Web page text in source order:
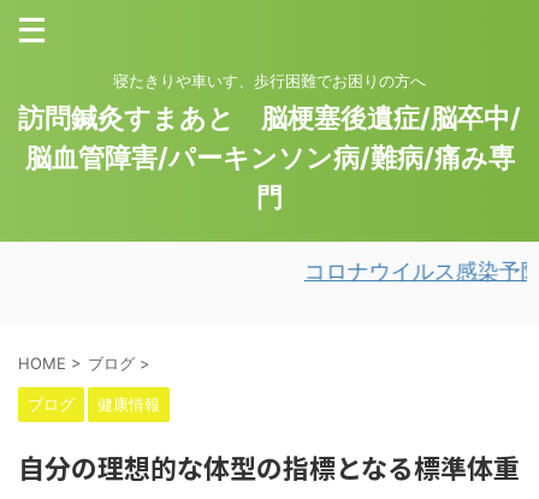
寝たきりや車いす、歩行困難でお困りの方へ
訪問鍼灸すまあと 脳梗塞後遺症/脳卒中/
脳血管障害/パーキンソン病/難病/痛み専
門
コロナウイルス感染予
HOME > ブログ >
ブログ 健康情報
自分の理想的な体型の指標となる標準体重